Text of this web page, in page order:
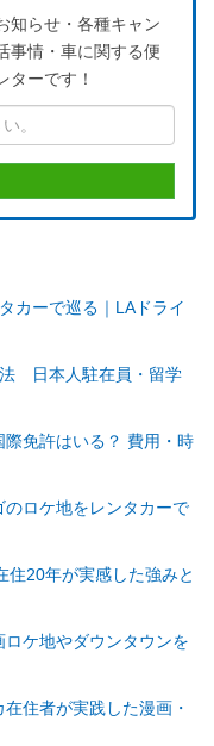
知らせ・各種キャン
事情・車に関する便
ターです！
カーで巡る｜LAドライ
法 日本人駐在員・留学
免許はいる？ 費用・時
のロケ地をレンタカーで
住20年が実感した強みと
ケ地やダウンタウンを
住者が実践した漫画・